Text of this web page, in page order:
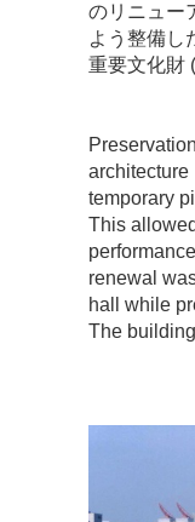
のリニュー
よう整備し
重要文化財
architecture
temporary
This
renewal
hall while
The